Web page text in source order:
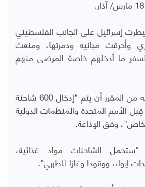
2024، سيطرت إسرائيل على الجانب الفلسطيني
وأحرقت مبانيه ودمرتها، ومنعت
ما أدخلهم خاصة المرضى منهم
وبموجب الاتفاق فإنه من المقرر أن يتم "إدخال 600 شاحنة
الأمم المتحدة والمنظمات الدولية
وفق الإذاعة.
الشاحنات مواد غذائية،
إيواء، ووقودا وغازا للطهي".